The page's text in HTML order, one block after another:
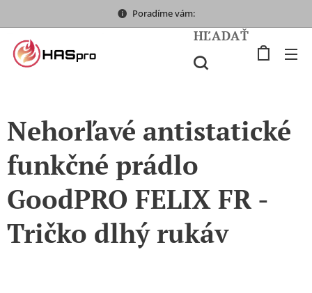
Poradíme vám:
HĽADAŤ
Nehorľavé antistatické
funkčné prádlo
GoodPRO FELIX FR -
Tričko dlhý rukáv